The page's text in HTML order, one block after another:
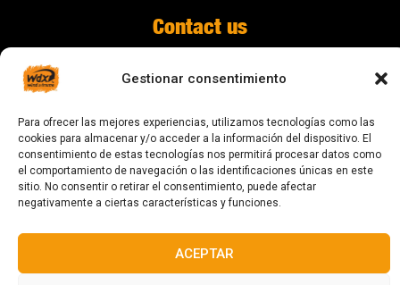
Gestionar consentimiento
Para ofrecer las mejores experiencias, utilizamos tecnologías como las
cookies para almacenar y/o acceder a la información del dispositivo. El
consentimiento de estas tecnologías nos permitirá procesar datos como
el comportamiento de navegación o las identificaciones únicas en este
sitio. No consentir o retirar el consentimiento, puede afectar
negativamente a ciertas características y funciones.
ACEPTAR
Contact us
08024 Barcelona
© 2023 All rights reserved